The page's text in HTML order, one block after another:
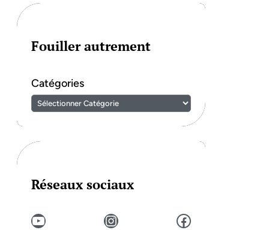
Fouiller autrement
Catégories
Réseaux sociaux
YouTube Instagram Facebook